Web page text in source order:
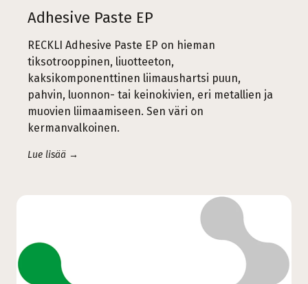
Adhesive Paste EP
RECKLI Adhesive Paste EP on hieman
tiksotrooppinen, liuotteeton,
kaksikomponenttinen liimaushartsi puun,
pahvin, luonnon- tai keinokivien, eri metallien ja
muovien liimaamiseen. Sen väri on
kermanvalkoinen.
Lue lisää →